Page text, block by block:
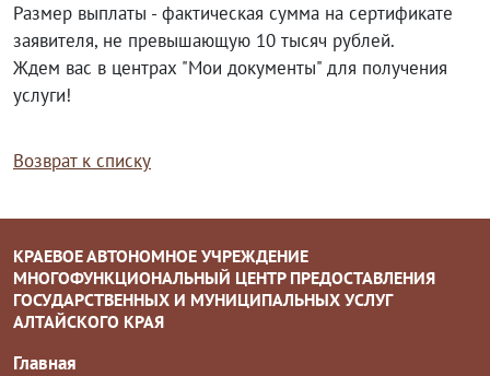
Размер выплаты - фактическая сумма на сертификате
заявителя, не превышающую 10 тысяч рублей.
Ждем вас в центрах "Мои документы" для получения
услуги!
Возврат к списку
КРАЕВОЕ АВТОНОМНОЕ УЧРЕЖДЕНИЕ
МНОГОФУНКЦИОНАЛЬНЫЙ ЦЕНТР ПРЕДОСТАВЛЕНИЯ
ГОСУДАРСТВЕННЫХ И МУНИЦИПАЛЬНЫХ УСЛУГ
АЛТАЙСКОГО КРАЯ
Главная